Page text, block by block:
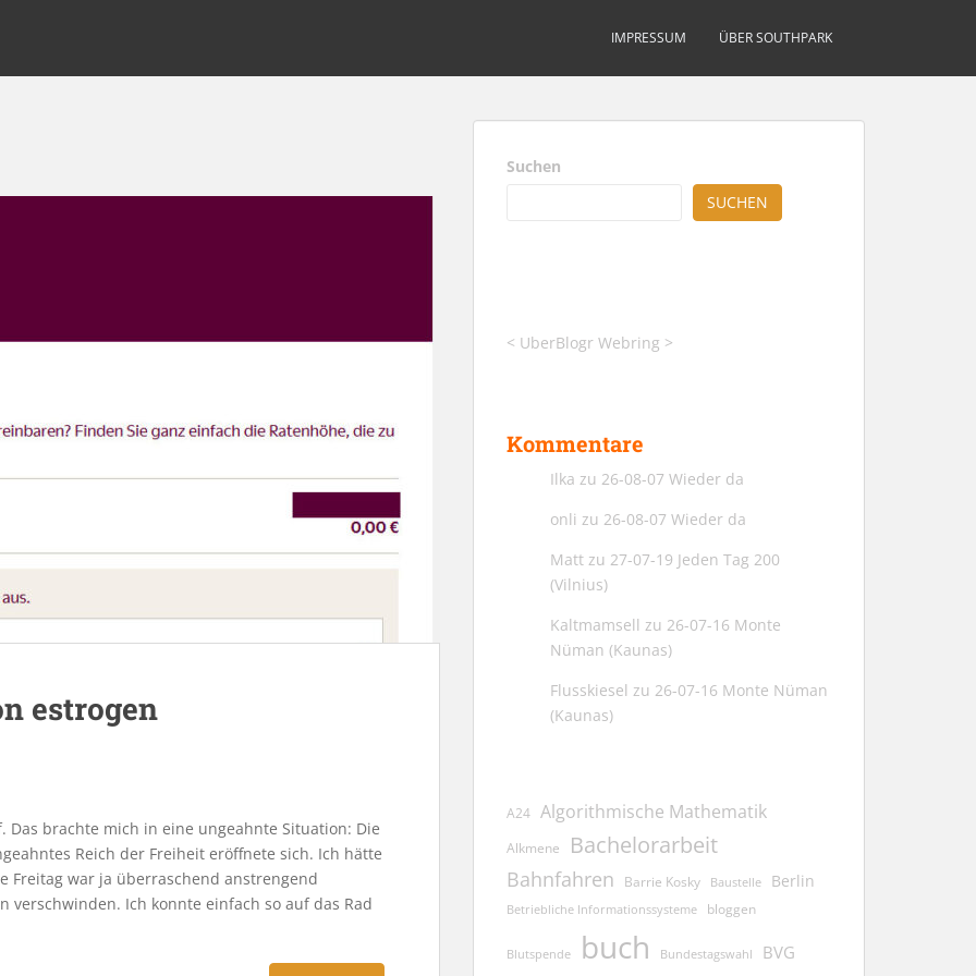
IMPRESSUM ÜBER SOUTHPARK
estrogen
Das brachte mich in eine ungeahnte Situation: Die
Reich der Freiheit eröffnete sich. Ich hätte
Freitag war ja überraschend anstrengend
Ich konnte einfach so auf das Rad
Suchen
SUCHEN
< UberBlogr Webring >
Kommentare
Ilka zu 26-08-07 Wieder da
onli zu 26-08-07 Wieder da
Matt zu 27-07-19 Jeden Tag 200
(Vilnius)
Kaltmamsell zu 26-07-16 Monte
Nüman (Kaunas)
Flusskiesel zu 26-07-16 Monte Nüman
(Kaunas)
A24 Algorithmische Mathematik
Alkmene Bachelorarbeit
Bahnfahren Barrie Kosky Baustelle Berlin
Betriebliche Informationssysteme bloggen
Blutspende buch Bundestagswahl BVG